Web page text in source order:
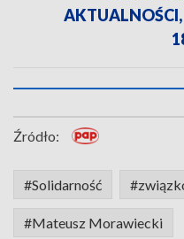
Źródło:
#Solidarność
#Mateusz Morawiecki